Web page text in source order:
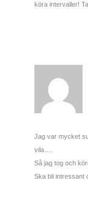
köra intervaller!
Jag var mycket
vila….
Så jag tog och
Ska bli intressant